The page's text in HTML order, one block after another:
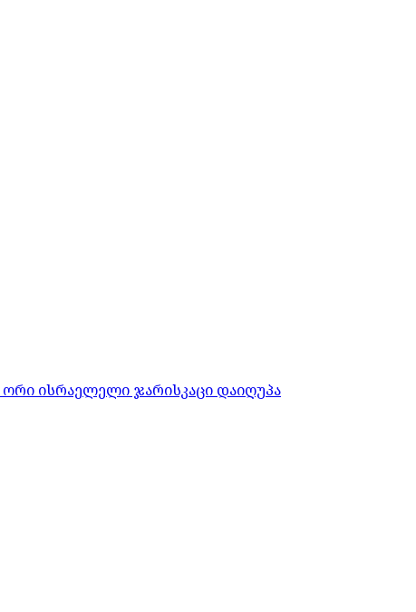
ისრაელელი ჯარისკაცი დაიღუპა